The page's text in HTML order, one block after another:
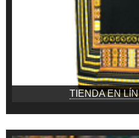
TIENDA EN